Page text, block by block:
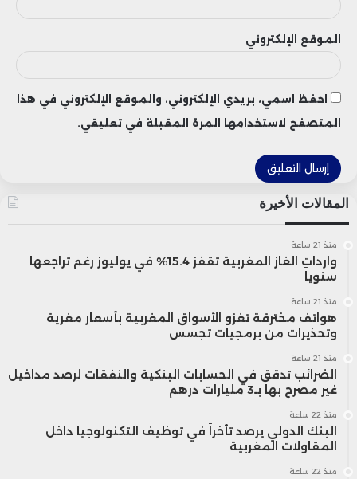
إفصاحها أن قرار التعيين كان معروفًا فقط
لعدد محدود من كبار مسؤولي الشركة
وأعضاء مجلس الإدارة، مؤكدة عدم وجود
مؤشرات على تسريب المعلومة.
لكنها لم تستطع تفسير سبب الإقبال الكبير
على السهم في تلك الفترة، مع الإشارة إلى أن
شركة “دوميناري” هي التي أشرفت على تقييم
الطرح العام الأولي لشركة “أنيوجوال ماشينز”.
هذا التزامن في الارتفاعات غير المبررة قبيل
تعيين شخصيتين من دائرة الرئيس الأمريكي
دونالد ترامب يعيد إلى الواجهة المخاوف من
استغلال النفوذ والمعلومات الخاصة في
أسواق المال.
الموقع الإلكتروني
احفظ اسمي، بريدي الإلكتروني، والموقع الإلكتروني في هذا
المتصفح لاستخدامها المرة المقبلة في تعليقي.
المقالات الأخيرة
منذ 21 ساعة
واردات الغاز المغربية تقفز 15.4% في يوليوز رغم تراجعها
سنوياً
منذ 21 ساعة
هواتف مخترقة تغزو الأسواق المغربية بأسعار مغرية
وتحذيرات من برمجيات تجسس
منذ 21 ساعة
الضرائب تدقق في الحسابات البنكية والنفقات لرصد مداخيل
غير مصرح بها بـ3 مليارات درهم
منذ 22 ساعة
البنك الدولي يرصد تأخراً في توظيف التكنولوجيا داخل
المقاولات المغربية
منذ 22 ساعة